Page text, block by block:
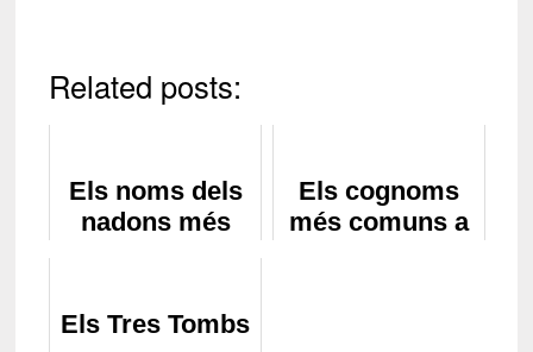
Related posts:
Els noms dels
nadons més
Els cognoms
més comuns a
Els Tres Tombs